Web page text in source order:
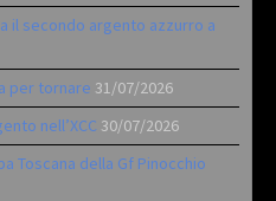
il secondo argento azzurro a
per tornare 31/07/2026
nell’XCC 30/07/2026
Toscana della Gf Pinocchio